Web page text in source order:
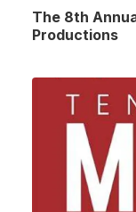
The 8th
Productions